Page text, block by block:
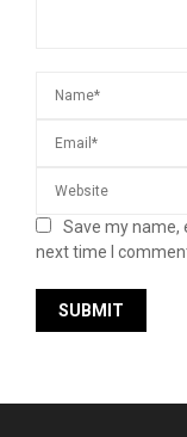
Save my name,
next time I